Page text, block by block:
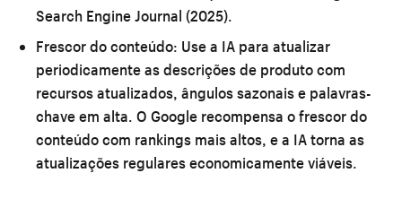
Search Engine Journal (2025).
Frescor do conteúdo: Use a IA para atualizar
periodicamente as descrições de produto com
recursos atualizados, ângulos sazonais e palavras-
chave em alta. O Google recompensa o frescor do
conteúdo com rankings mais altos, e a IA torna as
atualizações regulares economicamente viáveis.